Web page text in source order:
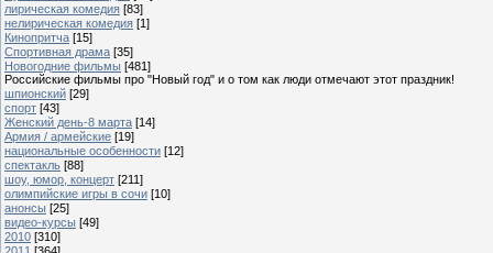
лирическая комедия [83]
нелирическая комедия [1]
Кинопритча [15]
Спортивная драма [35]
Новогодние фильмы [481]
Российские фильмы про "Новый год" и о том как люди отмечают этот праздник!
шпионский [29]
спорт [43]
Женский день-8 марта [14]
Армия / армейские [19]
национальные особенности [12]
спектакль [88]
шоу, юмор, концерт [211]
олимпийские игры в сочи [10]
анонсы [25]
видео-курсы [49]
2010 [310]